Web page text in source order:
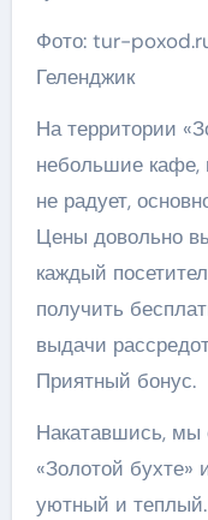
Фото: tur-
Геленджик
На территории
небольшие кафе,
не радует,
Цены довольно
каждый
получить
выдачи
Приятный бонус.
Накатавшись, мы
«Золотой
уютный и